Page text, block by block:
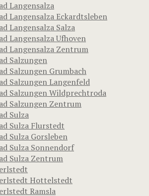
Langensalza
Langensalza Eckardtsleben
Langensalza Salza
Langensalza Ufhoven
Langensalza Zentrum
Salzungen
Salzungen Grumbach
Salzungen Langenfeld
Salzungen Wildprechtroda
Salzungen Zentrum
Sulza
Sulza Flurstedt
Sulza Gorsleben
Sulza Sonnendorf
Sulza Zentrum
Hottelstedt
Ramsla